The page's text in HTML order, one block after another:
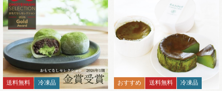
送料無料 冷凍品 おすすめ 送料無料 冷凍品